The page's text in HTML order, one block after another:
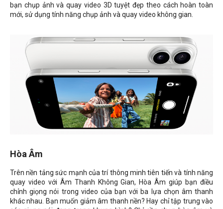
bạn chụp ảnh và quay video 3D tuyệt đẹp theo cách hoàn toàn
mới, sử dụng tính năng chụp ảnh và quay video không gian.
Hòa Âm
Trên nền tảng sức mạnh của trí thông minh tiên tiến và tính năng
quay video với Âm Thanh Không Gian, Hòa Âm giúp bạn điều
chỉnh giọng nói trong video của bạn với ba lựa chọn âm thanh
khác nhau. Bạn muốn giảm âm thanh nền? Hay chỉ tập trung vào